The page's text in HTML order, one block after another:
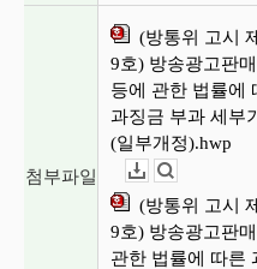
첨부파일
(방통위 고시
9호) 방송광고판
등에 관한 법률에
과징금 부과 세부
(일부개정).hwp
(방통위 고시
9호) 방송광고판
관한 법률에 따른